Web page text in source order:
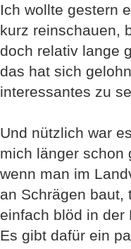
Ich wollte gestern
kurz reinschauen,
doch relativ lange
das hat sich
interessantes zu
Und nützlich war
mich länger schon
wenn man im
an Schrägen baut,
einfach blöd in der
Es gibt dafür ein